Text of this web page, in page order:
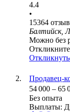
4.4
•
15364
Балтийск,
Можно без
Продавец-
54 000 – 65
Без опыта
Выплаты: